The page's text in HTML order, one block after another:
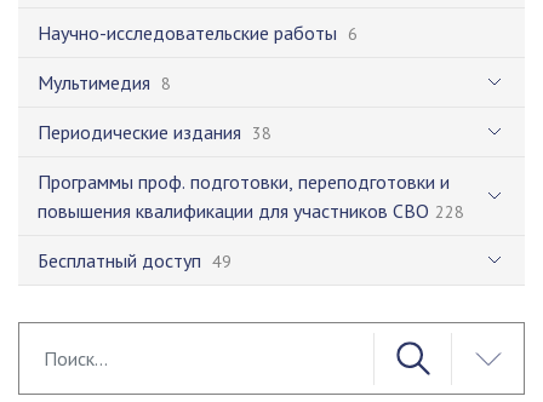
Научно-исследовательские работы 6
Мультимедия 8
Периодические издания 38
Программы проф. подготовки, переподготовки и
повышения квалификации для участников СВО 228
Бесплатный доступ 49